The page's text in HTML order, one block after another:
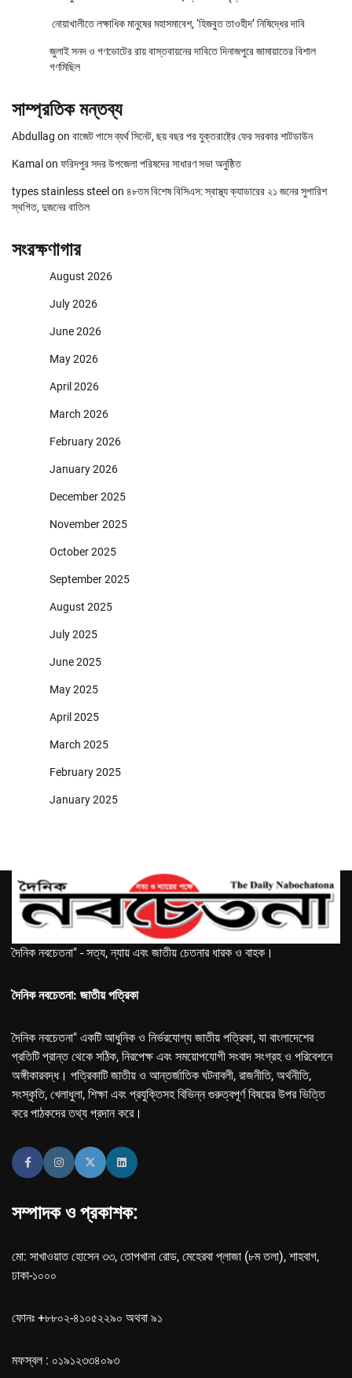
নোয়াখালীতে লক্ষাধিক মানুষের মহাসমাবেশ, ‘হিজবুত তাওহীদ’ নিষিদ্ধের দাবি
জুলাই সনদ ও গণভোটের রায় বাস্তবায়নের দাবিতে দিনাজপুরে জামায়াতের বিশাল
গণমিছিল
সাম্প্রতিক মন্তব্য
Abdullag on বাজেট পাসে ব্যর্থ সিনেট, ছয় বছর পর যুক্তরাষ্ট্রে ফের সরকার শাটডাউন
Kamalon ফরিদপুর সদর উপজেলা পরিষদের সাধারণ সভা অনুষ্ঠিত
types stainless steelon ৪৮তম বিশেষ বিসিএস: স্বাস্থ্য ক্যাডারের ২১ জনের সুপারিশ
স্থগিত, দুজনের বাতিল
সংরক্ষণাগার
August 2026
July 2026
June 2026
May 2026
April 2026
March 2026
February 2026
January 2026
December 2025
November 2025
October 2025
September 2025
August 2025
July 2025
June 2025
May 2025
April 2025
March 2025
February 2025
January 2025
দৈনিক নবচেতনা" - সত্য, ন্যায় এবং জাতীয় চেতনার ধারক ও বাহক।
দৈনিক নবচেতনা: জাতীয় পত্রিকা
দৈনিক নবচেতনা" একটি আধুনিক ও নির্ভরযোগ্য জাতীয় পত্রিকা, যা বাংলাদেশের
প্রতিটি প্রান্ত থেকে সঠিক, নিরপেক্ষ এবং সময়োপযোগী সংবাদ সংগ্রহ ও পরিবেশনে
অঙ্গীকারবদ্ধ। পত্রিকাটি জাতীয় ও আন্তর্জাতিক ঘটনাবলী, রাজনীতি, অর্থনীতি,
সংস্কৃতি, খেলাধুলা, শিক্ষা এবং প্রযুক্তিসহ বিভিন্ন গুরুত্বপূর্ণ বিষয়ের উপর ভিত্তি
করে পাঠকদের তথ্য প্রদান করে।
সম্পাদক ও প্রকাশক:
মো: সাখাওয়াত হোসেন ৩৩, তোপখানা রোড, মেহেরবা প্লাজা (৮ম তলা), শাহবাগ,
ঢাকা-১০০০
ফোনঃ +৮৮০২-৪১০৫২২৯০ অথবা ৯১
মফস্বল : ০১৯১২৩৩৪০৯৩